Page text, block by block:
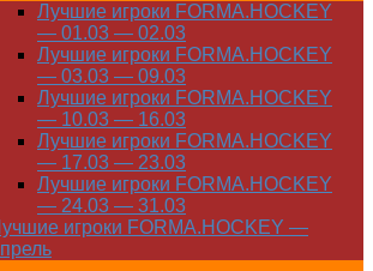
Лучшие игроки FORMA.HOCKEY
— 01.03 — 02.03
Лучшие игроки FORMA.HOCKEY
— 03.03 — 09.03
Лучшие игроки FORMA.HOCKEY
— 10.03 — 16.03
Лучшие игроки FORMA.HOCKEY
— 17.03 — 23.03
Лучшие игроки FORMA.HOCKEY
— 24.03 — 31.03
игроки FORMA.HOCKEY —